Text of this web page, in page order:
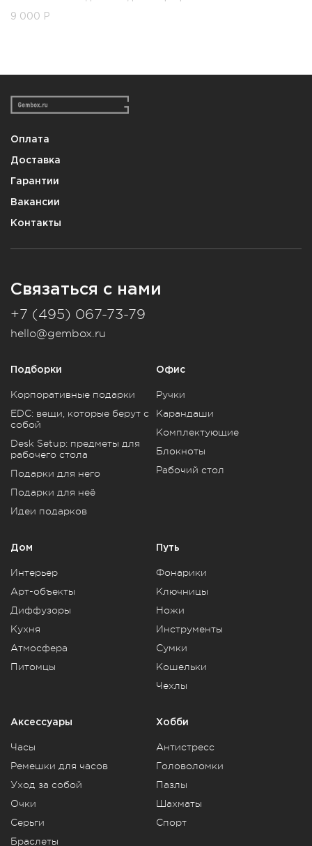
9 000 Р
Оплата
Доставка
Гарантии
Вакансии
Контакты
Связаться с нами
+7 (495) 067-73-79
hello@gembox.ru
Подборки
Корпоративные подарки
EDC: вещи, которые берут с
собой
Desk Setup: предметы для
рабочего стола
Подарки для него
Подарки для неё
Идеи подарков
Офис
Ручки
Карандаши
Комплектующие
Блокноты
Рабочий стол
Дом
Интерьер
Арт-объекты
Диффузоры
Кухня
Атмосфера
Питомцы
Путь
Фонарики
Ключницы
Ножи
Инструменты
Сумки
Кошельки
Чехлы
Аксессуары
Часы
Ремешки для часов
Уход за собой
Очки
Серьги
Браслеты
Хобби
Антистресс
Головоломки
Пазлы
Шахматы
Спорт